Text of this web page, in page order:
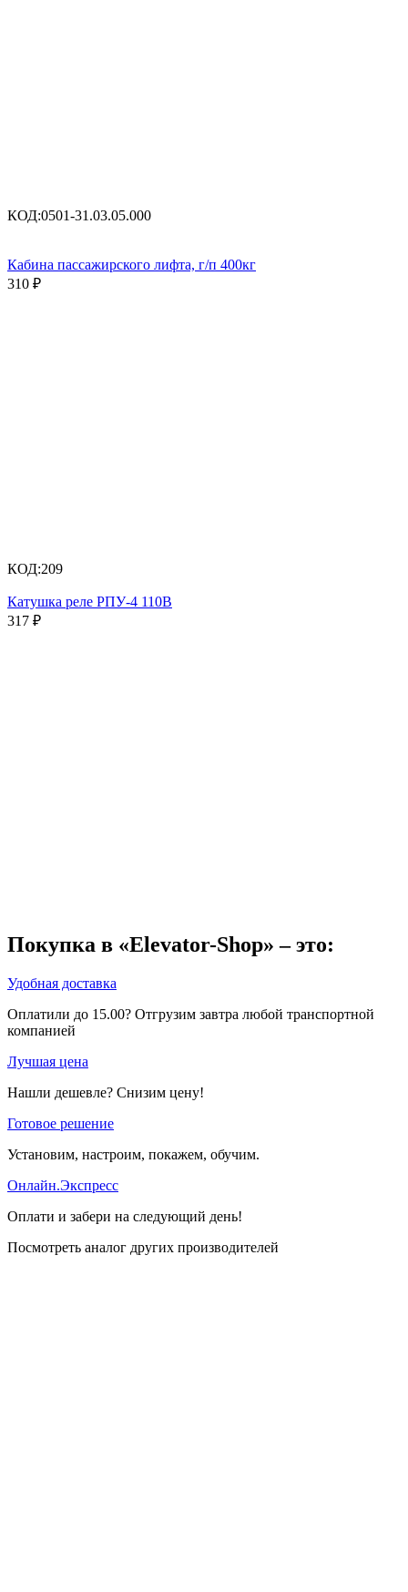
КОД:0501-31.03.05.000
Кабина пассажирского лифта, г/п 400кг
310 ₽
КОД:209
Катушка реле РПУ-4 110В
317 ₽
Покупка в «Elevator-Shop» – это:
Удобная доставка
Оплатили до 15.00? Отгрузим завтра любой транспортной
компанией
Лучшая цена
Нашли дешевле? Снизим цену!
Готовое решение
Установим, настроим, покажем, обучим.
Онлайн.Экспресс
Оплати и забери на следующий день!
Посмотреть аналог других производителей